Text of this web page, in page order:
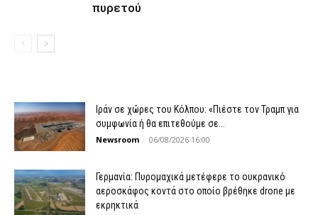
πυρετού
Ιράν σε χώρες του Κόλπου: «Πιέστε τον Τραμπ για
συμφωνία ή θα επιτεθούμε σε...
Newsroom - 06/08/2026 16:00
Γερμανία: Πυρομαχικά μετέφερε το ουκρανικό
αεροσκάφος κοντά στο οποίο βρέθηκε drone με
εκρηκτικά